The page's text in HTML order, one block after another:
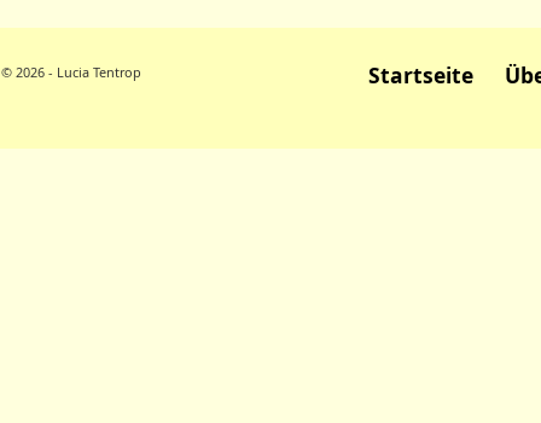
© 2026 - Lucia Tentrop Startseite